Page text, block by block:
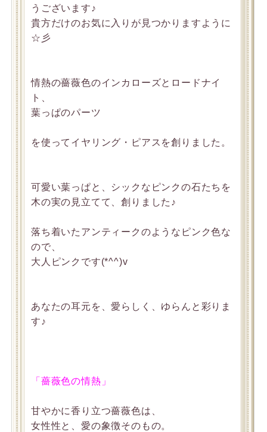
うございます♪
貴方だけのお気に入りが見つかりますように
☆彡
情熱の薔薇色のインカローズとロードナイ
ト、
葉っぱのパーツ
を使ってイヤリング・ピアスを創りました。
可愛い葉っぱと、シックなピンクの石たちを
木の実の見立てて、創りました♪
落ち着いたアンティークのようなピンク色な
ので、
大人ピンクです(*^^)v
あなたの耳元を、愛らしく、ゆらんと彩りま
す♪
「薔薇色の情熱」
甘やかに香り立つ薔薇色は、
女性性と、愛の象徴そのもの。